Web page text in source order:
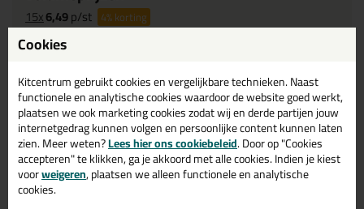
15x6,49p/st 4%korting
Waarom dit product?
Met5 sterrenbeoordeeld
Ontzettend strakke verfranden
Inzetduur binnen:3 maanden
UV-bestendig
Temperatuurbestendig tot100 graden
Milieuvriendelijk
Cookies
Kitcentrum gebruikt cookies en vergelijkbare technieken. Naast
functionele en analytische cookies waardoor de website goed werkt,
plaatsen we ook marketing cookies zodat wij en derde partijen jouw
internetgedrag kunnen volgen en persoonlijke content kunnen laten
zien. Meer weten?Lees hier ons cookiebeleid. Door op "Cookies
accepteren" te klikken, ga je akkoord met alle cookies. Indien je kiest
voorweigeren, plaatsen we alleen functionele en analytische
cookies.